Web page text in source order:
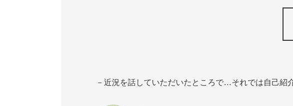
－近況を話していただいたところで…それでは自己紹